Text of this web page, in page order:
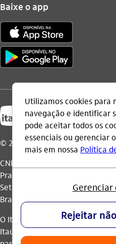
Baixe o app
© 2026 Itaú Unibanco Holding
CNPJ: 60.872.504/0001-23
Praça Alfredo Egydio de Souza
Setubal, Parque Jabaquara -
Brasil.
O Itaú Unibanco Holding S.A.
Itaú Unibanco e possui